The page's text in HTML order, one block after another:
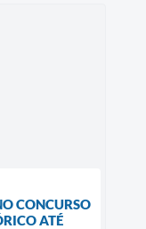
CONCURSO
ATÉ